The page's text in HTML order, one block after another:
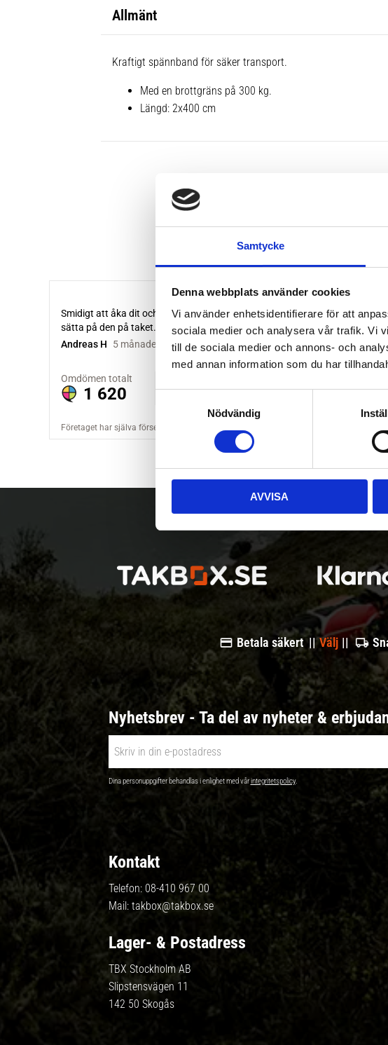
Samtycke
Denna webbplats använder cookies
Vi använder enhetsidentifierare för att
sociala medier och analysera vår trafik. Vi
till de sociala medier och annons- och
med annan information som du har
m
s
a
l
Nödvändig
AVVISA
Allmänt
Kraftigt spännband för säker transport.
Med en brottgräns på 300 kg.
Längd: 2x400 cm
Betala säkert || Välj ||
Nyhetsbrev - Ta del av nyheter &
Dina personuppgifter behandlas i enlighet med vårintegritetspolicy.
Kontakt
Telefon: 08-410 967 00
Mail: takbox@takbox.se
Lager- & Postadress
TBX Stockholm AB
Slipstensvägen 11
142 50 Skogås